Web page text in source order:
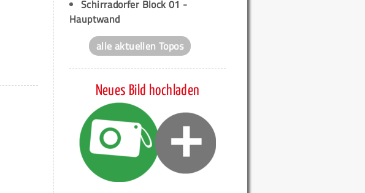
Schirradorfer Block 01 -
Hauptwand
alle aktuellen Topos
Neues Bild hochladen